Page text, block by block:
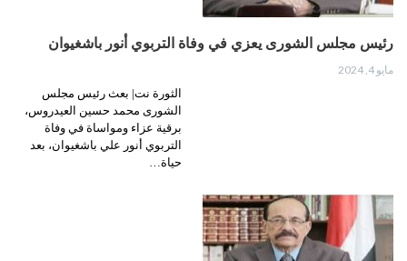
رئيس مجلس الشورى يعزي في وفاة التربوي أنور باشغيوان
مايو 4, 2024
الثورة نت| بعث رئيس مجلس
الشورى محمد حسين العيدروس،
برقية عزاء ومواساة في وفاة
التربوي أنور علي باشغيوان، بعد
حياة…